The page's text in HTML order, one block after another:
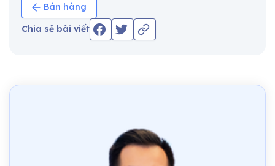
Bán hàng
Chia sẻ bài viết